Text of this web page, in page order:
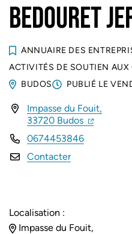
BEDOURET
ANNUAIRE DES
ACTIVITÉS DE SOUTIEN AUX
BUDOS
PUBLIÉ LE
INFOS UTILES
Impasse du Fouit,
33720 Budos
0674453846
Contacter
Localisation :
Impasse du Fouit,